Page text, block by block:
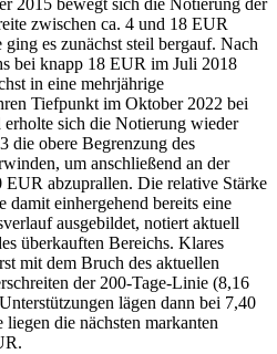
2015 bewegt sich die Notierung der
zwischen ca. 4 und 18 EUR
es zunächst steil bergauf. Nach
bei knapp 18 EUR im Juli 2018
in eine mehrjährige
Tiefpunkt im Oktober 2022 bei
sich die Notierung wieder
die obere Begrenzung des
um anschließend an der
EUR abzuprallen. Die relative Stärke
damit einhergehend bereits eine
ausgebildet, notiert aktuell
überkauften Bereichs. Klares
mit dem Bruch des aktuellen
der 200-Tage-Linie (8,16
lägen dann bei 7,40
die nächsten markanten